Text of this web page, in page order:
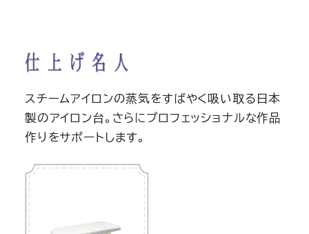
スチームアイロンの蒸気をすばやく吸い取る日本
製のアイロン台。さらにプロフェッショナルな作品
作りをサポートします。